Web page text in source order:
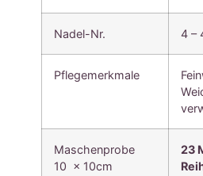
Nadel-Nr. 4 –
Pflegemerkmale
Maschenprobe
10 x 10cm
23